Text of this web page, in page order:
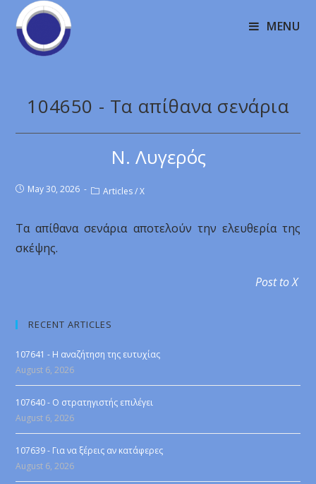
MENU
104650 - Τα απίθανα σενάρια
Ν. Λυγερός
May 30, 2026 Articles / X
Τα απίθανα σενάρια αποτελούν την ελευθερία της
σκέψης.
Post to X
RECENT ARTICLES
107641 - Η αναζήτηση της ευτυχίας
August 6, 2026
107640 - Ο στρατηγιστής επιλέγει
August 6, 2026
107639 - Για να ξέρεις αν κατάφερες
August 6, 2026